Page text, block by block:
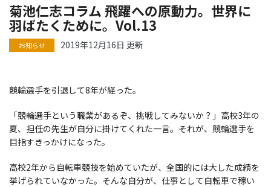
菊池仁志コラム 飛躍への原動力。世界に
羽ばたくために。Vol.13
2019年12月16日 更新
競輪選手を引退して8年が経った。
「競輪選手という職業があるぞ、挑戦してみないか？」高校3年の
夏、担任の先生が自分に掛けてくれた一言。それが、競輪選手を
目指すきっかけになった。
高校2年から自転車競技を始めていたが、全国的には大した成績を
挙げられていなかった。そんな自分が、仕事として自転車で稼い